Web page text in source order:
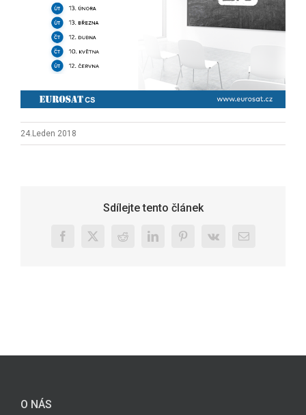
24.Leden 2018
Sdílejte tento článek
Facebook
X RedditLinkedInPinterest
Vk
E-
O NÁS